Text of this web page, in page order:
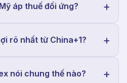
áp thuế đối ứng?
rõ nhất từ China+1?
nói chung thế nào?